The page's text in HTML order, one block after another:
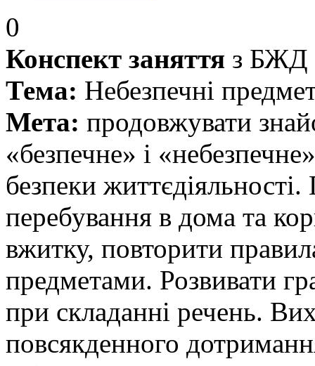
0
Конспект заняття з БЖД
Тема: Небезпечні
Мета: продовжувати
«безпечне» і
безпеки
перебування в дома та
вжитку, повторити
предметами. Розвивати
при складанні речень.
повсякденного